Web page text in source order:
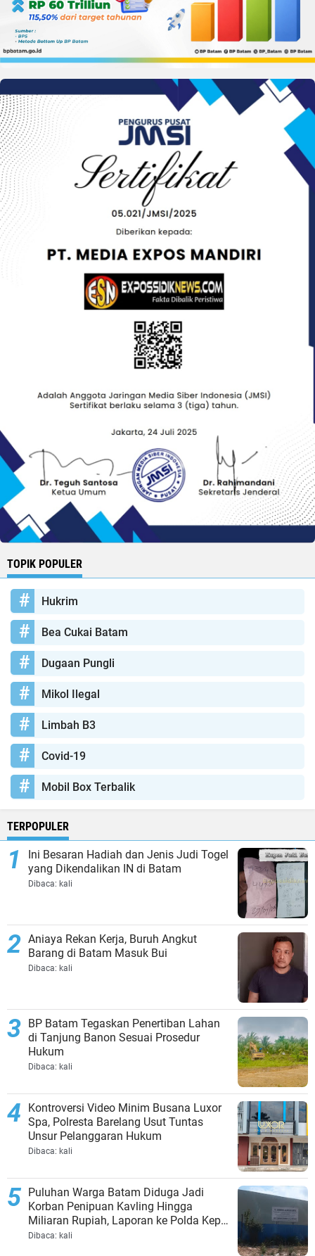
TOPIK POPULER
Hukrim
Bea Cukai Batam
Dugaan Pungli
Mikol Ilegal
Limbah B3
Covid-19
Mobil Box Terbalik
TERPOPULER
Ini Besaran Hadiah dan Jenis Judi Togel
yang Dikendalikan IN di Batam
Dibaca: kali
Aniaya Rekan Kerja, Buruh Angkut
Barang di Batam Masuk Bui
Dibaca: kali
BP Batam Tegaskan Penertiban Lahan
di Tanjung Banon Sesuai Prosedur
Hukum
Dibaca: kali
Kontroversi Video Minim Busana Luxor
Spa, Polresta Barelang Usut Tuntas
Unsur Pelanggaran Hukum
Dibaca: kali
Puluhan Warga Batam Diduga Jadi
Korban Penipuan Kavling Hingga
Miliaran Rupiah, Laporan ke Polda Kepri
Jalan di Tempat?
Dibaca: kali